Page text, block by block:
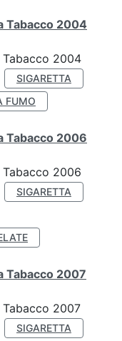
Tabacco 2004
Tabacco 2004
SIGARETTA
FUMO
Tabacco 2006
2006
SIGARETTA
Tabacco 2007
2007
SIGARETTA